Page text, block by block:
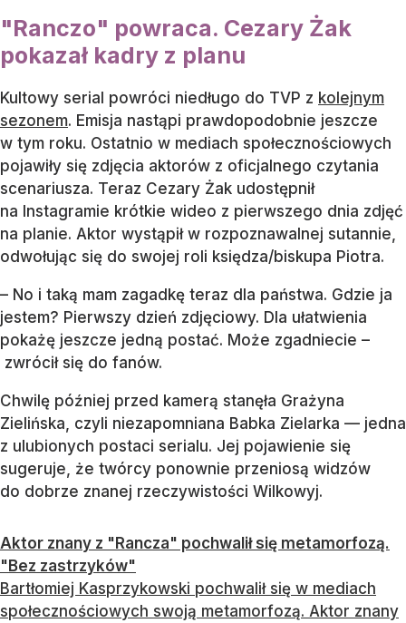
"Ranczo" powraca. Cezary Żak
pokazał kadry z planu
Kultowy serial powróci niedługo do TVP z kolejnym
sezonem. Emisja nastąpi prawdopodobnie jeszcze
w tym roku. Ostatnio w mediach społecznościowych
pojawiły się zdjęcia aktorów z oficjalnego czytania
scenariusza. Teraz Cezary Żak udostępnił
na Instagramie krótkie wideo z pierwszego dnia zdjęć
na planie. Aktor wystąpił w rozpoznawalnej sutannie,
odwołując się do swojej roli księdza/biskupa Piotra.
– No i taką mam zagadkę teraz dla państwa. Gdzie ja
jestem? Pierwszy dzień zdjęciowy. Dla ułatwienia
pokażę jeszcze jedną postać. Może zgadniecie –
zwrócił się do fanów.
Chwilę później przed kamerą stanęła Grażyna
Zielińska, czyli niezapomniana Babka Zielarka — jedna
z ulubionych postaci serialu. Jej pojawienie się
sugeruje, że twórcy ponownie przeniosą widzów
do dobrze znanej rzeczywistości Wilkowyj.
Aktor znany z "Rancza" pochwalił się metamorfozą.
"Bez zastrzyków"
Bartłomiej Kasprzykowski pochwalił się w mediach
społecznościowych swoją metamorfozą. Aktor znany